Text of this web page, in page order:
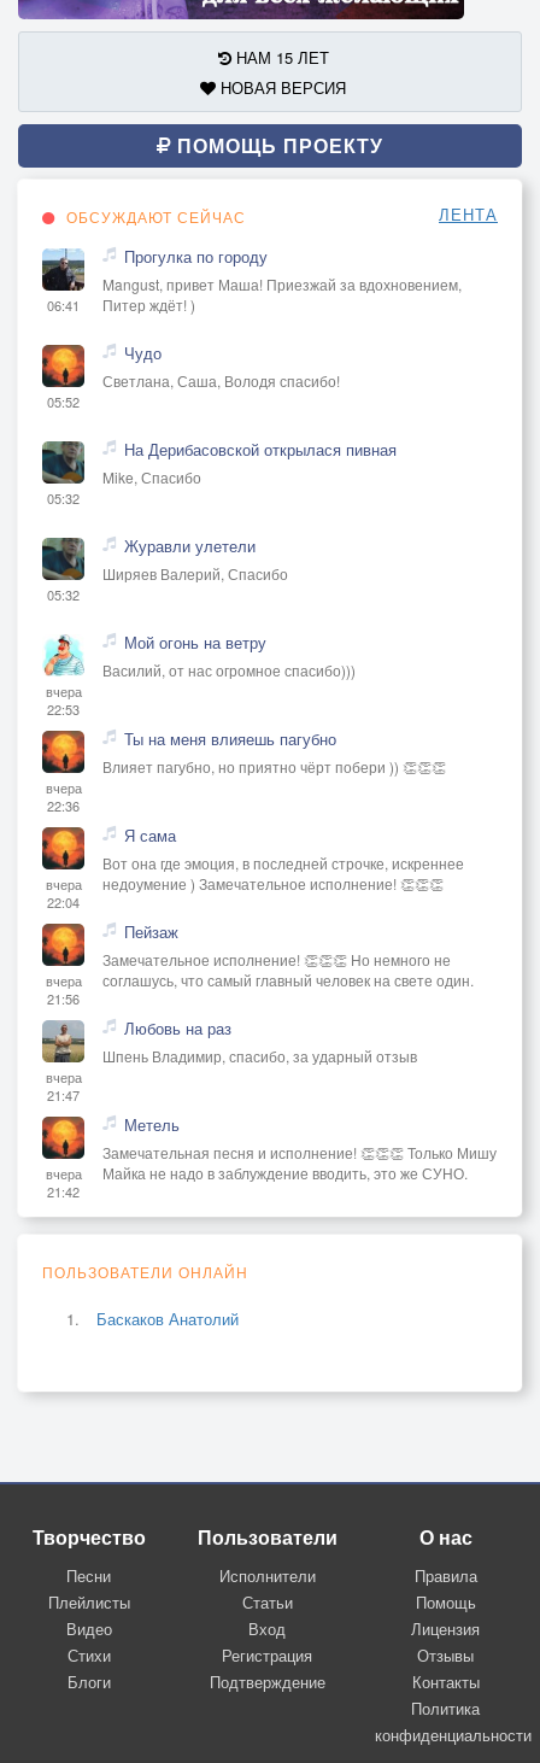
НАМ 15 ЛЕТ
НОВАЯ ВЕРСИЯ
ПОМОЩЬ ПРОЕКТУ
ОБСУЖДАЮТ СЕЙЧАС ЛЕНТА
06:41
Прогулка по городу
Mangust, привет Маша! Приезжай за вдохновением,
Питер ждёт! )
05:52
Чудо
Светлана, Саша, Володя спасибо!
05:32
На Дерибасовской открылася пивная
Mike, Спасибо
05:32
Журавли улетели
Ширяев Валерий, Спасибо
вчера
22:53
Мой огонь на ветру
Василий, от нас огромное спасибо)))
вчера
22:36
Ты на меня влияешь пагубно
Влияет пагубно, но приятно чёрт побери )) 👏👏👏
вчера
22:04
Я сама
Вот она где эмоция, в последней строчке, искреннее
недоумение ) Замечательное исполнение! 👏👏👏
вчера
21:56
Пейзаж
Замечательное исполнение! 👏👏👏 Но немного не
соглашусь, что самый главный человек на свете один.
вчера
21:47
Любовь на раз
Шпень Владимир, спасибо, за ударный отзыв
вчера
21:42
Метель
Замечательная песня и исполнение! 👏👏👏 Только Мишу
Майка не надо в заблуждение вводить, это же СУНО.
ПОЛЬЗОВАТЕЛИ ОНЛАЙН
Баскаков Анатолий
Творчество
Песни
Плейлисты
Видео
Стихи
Блоги
Пользователи
Исполнители
Статьи
Вход
Регистрация
Подтверждение
О нас
Правила
Помощь
Лицензия
Отзывы
Контакты
Политика
конфиденциальности